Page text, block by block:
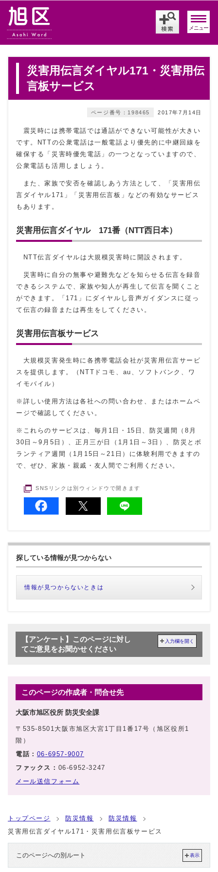
メニュー
災害用伝言ダイヤル171・災害用伝
言板サービス
2017年7月14日
ページ番号：198465
震災時には携帯電話では通話ができない可能性が大きい
です。NTTの公衆電話は一般電話より優先的に中継回線を
確保する「災害時優先電話」の一つとなっていますので、
公衆電話も活用しましょう。
また、家族で安否を確認しあう方法として、「災害用伝
言ダイヤル171」「災害用伝言板」などの有効なサービス
もあります。
災害用伝言ダイヤル 171番（NTT西日本）
NTT伝言ダイヤルは大規模災害時に開設されます。
災害時に自分の無事や避難先などを知らせる伝言を録音
できるシステムで、家族や知人が再生して伝言を聞くこと
ができます。「171」にダイヤルし音声ガイダンスに従っ
て伝言の録音または再生をしてください。
災害用伝言板サービス
大規模災害発生時に各携帯電話会社が災害用伝言サービ
スを提供します。（NTTドコモ、au、ソフトバンク、ワ
イモバイル）
※詳しい使用方法は各社への問い合わせ、またはホームペ
ージで確認してください。
※これらのサービスは、毎月1日・15日、防災週間（8月
30日～9月5日）、正月三が日（1月1日～3日）、防災とボ
ランティア週間（1月15日～21日）に体験利用できますの
で、ぜひ、家族・親戚・友人間でご利用ください。
SNSリンクは別ウィンドウで開きます
探している情報が見つからない
情報が見つからないときは
【アンケート】このページに対し
てご意見をお聞かせください
入力欄を開く
このページの作成者・問合せ先
大阪市旭区役所 防災安全課
〒535-8501大阪市旭区大宮1丁目1番17号（旭区役所1
階）
電話： 06-6957-9007
ファックス： 06-6952-3247
メール送信フォーム
トップページ 防災情報
防災情報
災害用伝言ダイヤル171・災害用伝言板サービス
このページへの別ルート 表示